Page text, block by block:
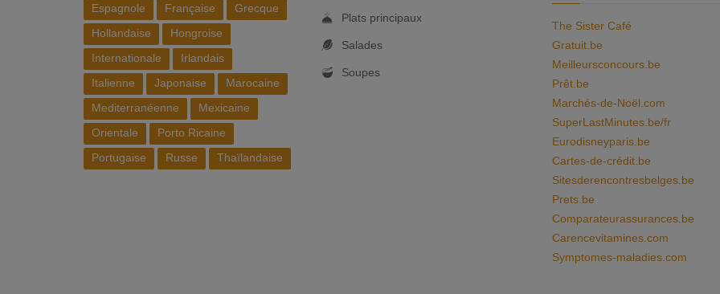
Espagnole
Française
Grecque
Hollandaise
Hongroise
Internationale
Irlandais
Italienne
Japonaise
Marocaine
Mediterranéenne
Mexicaine
Orientale
Porto Ricaine
Portugaise
Russe Thaïlandaise
Plats principaux
Salades
Soupes
The Sister Café
Gratuit.be
Meilleursconcours.be
Prêt.be
Marchés-de-Noël.com
SuperLastMinutes.be/fr
Eurodisneyparis.be
Cartes-de-crédit.be
Sitesderencontresbelges.be
Prets.be
Comparateurassurances.be
Carencevitamines.com
Symptomes-maladies.com